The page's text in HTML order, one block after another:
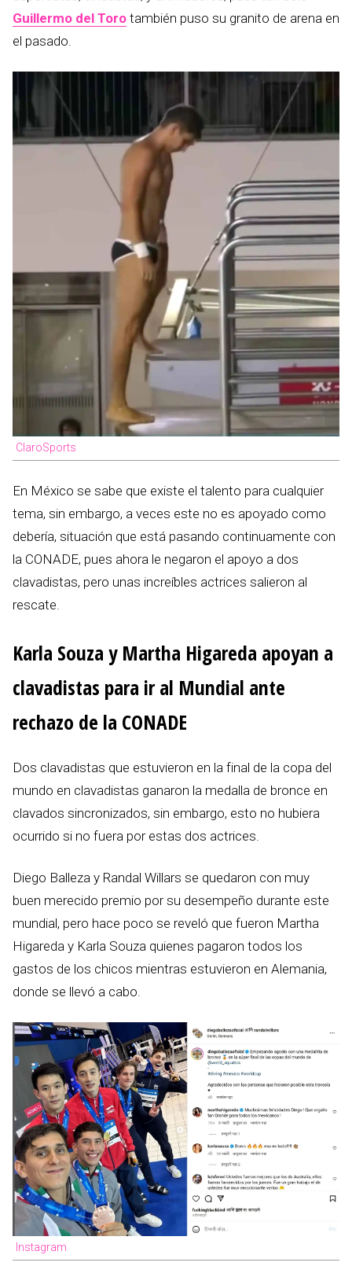
Guillermo del Toro también puso su granito de arena en
el pasado.
ClaroSports
En México se sabe que existe el talento para cualquier
tema, sin embargo, a veces este no es apoyado como
debería, situación que está pasando continuamente con
la CONADE, pues ahora le negaron el apoyo a dos
clavadistas, pero unas increíbles actrices salieron al
rescate.
Karla Souza y Martha Higareda apoyan a
clavadistas para ir al Mundial ante
rechazo de la CONADE
Dos clavadistas que estuvieron en la final de la copa del
mundo en clavadistas ganaron la medalla de bronce en
clavados sincronizados, sin embargo, esto no hubiera
ocurrido si no fuera por estas dos actrices.
Diego Balleza y Randal Willars se quedaron con muy
buen merecido premio por su desempeño durante este
mundial, pero hace poco se reveló que fueron Martha
Higareda y Karla Souza quienes pagaron todos los
gastos de los chicos mientras estuvieron en Alemania,
donde se llevó a cabo.
Instagram